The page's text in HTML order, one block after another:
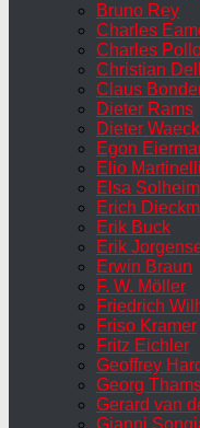
Bruno Rey
Charles
Charles
Christian Dell
Claus
Dieter Rams
Dieter
Egon
Elio Martinelli
Elsa Solheim
Erich
Erik Buck
Erik
Erwin Braun
F. W. Möller
Friedrich
Friso Kramer
Fritz Eichler
Geoffrey
Georg
Gerard van
Gianni